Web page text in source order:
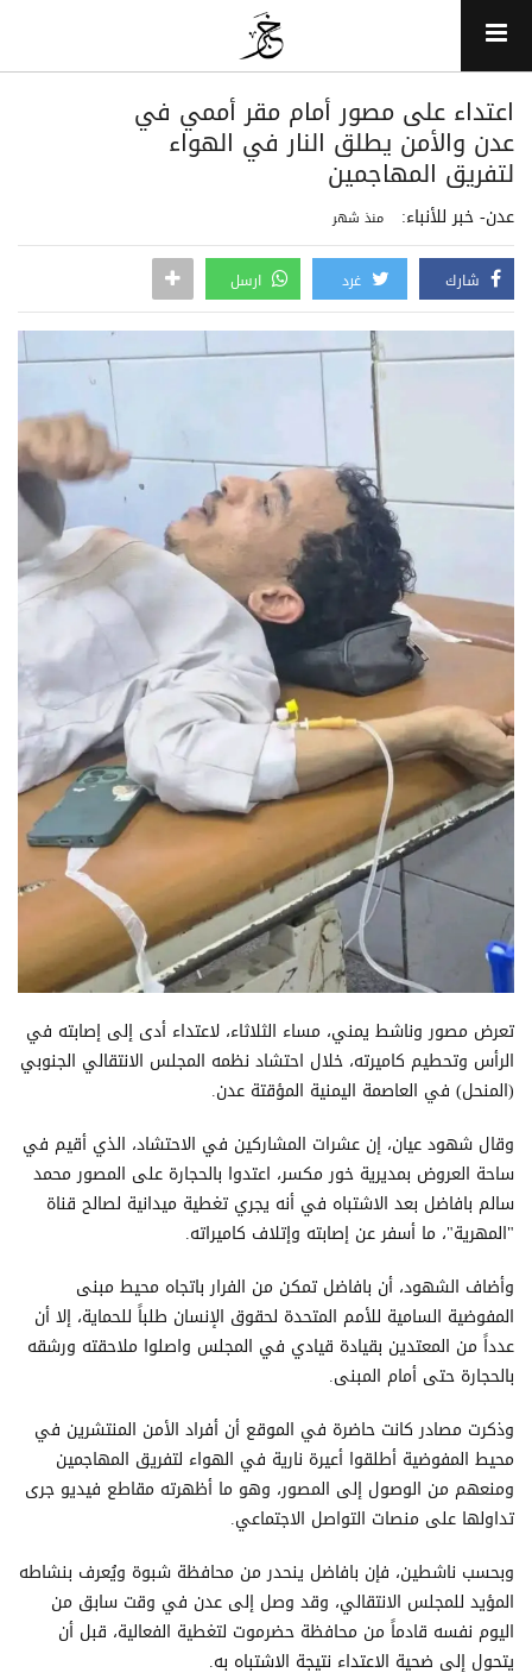
اعتداء على مصور أمام مقر أممي في
عدن والأمن يطلق النار في الهواء
لتفريق المهاجمين
عدن- خبر للأنباء: منذ شهر
شارك غرد ارسل
تعرض مصور وناشط يمني، مساء الثلاثاء، لاعتداء أدى إلى إصابته في
الرأس وتحطيم كاميرته، خلال احتشاد نظمه المجلس الانتقالي الجنوبي
(المنحل) في العاصمة اليمنية المؤقتة عدن.
وقال شهود عيان، إن عشرات المشاركين في الاحتشاد، الذي أقيم في
ساحة العروض بمديرية خور مكسر، اعتدوا بالحجارة على المصور محمد
سالم بافاضل بعد الاشتباه في أنه يجري تغطية ميدانية لصالح قناة
"المهرية"، ما أسفر عن إصابته وإتلاف كاميراته.
وأضاف الشهود، أن بافاضل تمكن من الفرار باتجاه محيط مبنى
المفوضية السامية للأمم المتحدة لحقوق الإنسان طلباً للحماية، إلا أن
عدداً من المعتدين بقيادة قيادي في المجلس واصلوا ملاحقته ورشقه
بالحجارة حتى أمام المبنى.
وذكرت مصادر كانت حاضرة في الموقع أن أفراد الأمن المنتشرين في
محيط المفوضية أطلقوا أعيرة نارية في الهواء لتفريق المهاجمين
ومنعهم من الوصول إلى المصور، وهو ما أظهرته مقاطع فيديو جرى
تداولها على منصات التواصل الاجتماعي.
وبحسب ناشطين، فإن بافاضل ينحدر من محافظة شبوة ويُعرف بنشاطه
المؤيد للمجلس الانتقالي، وقد وصل إلى عدن في وقت سابق من
اليوم نفسه قادماً من محافظة حضرموت لتغطية الفعالية، قبل أن
يتحول إلى ضحية الاعتداء نتيجة الاشتباه به.